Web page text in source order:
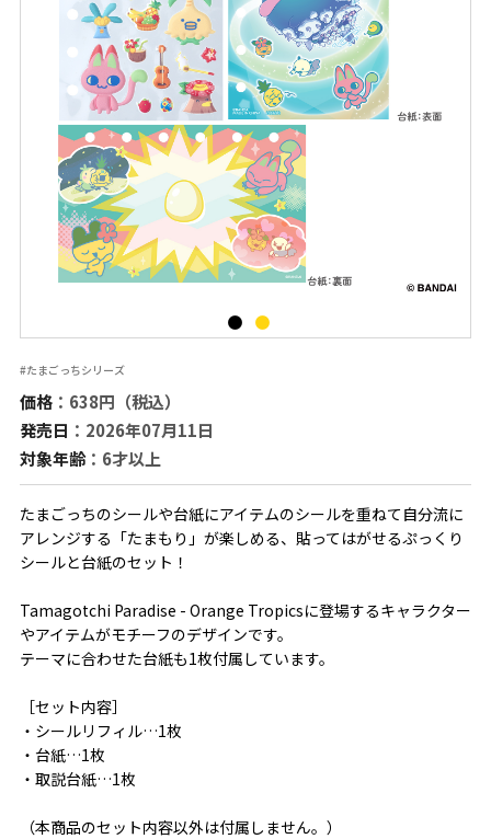
#たまごっちシリーズ
価格：638円（税込）
発売日 ：2026年07月11日
対象年齢：6才以上
たまごっちのシールや台紙にアイテムのシールを重ねて自分流に
アレンジする「たまもり」が楽しめる、貼ってはがせるぷっくり
シールと台紙のセット！
Tamagotchi Paradise - Orange Tropicsに登場するキャラクター
やアイテムがモチーフのデザインです。
テーマに合わせた台紙も1枚付属しています。
［セット内容］
・シールリフィル…1枚
・台紙…1枚
・取説台紙…1枚
（本商品のセット内容以外は付属しません。）